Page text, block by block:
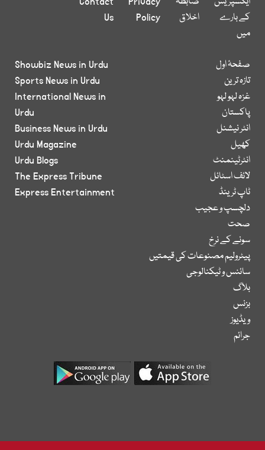
کے بارے
میں
اخلاق
Policy
Us
صفحۂ اول
تازہ ترین
غزہ لہو لہو
پاکستان
انٹر نیشنل
کھیل
انٹرٹینمنٹ
لائف اسٹائل
ٹاپ ٹرینڈ
دلچسپ و عجیب
صحت
سونے کے نرخ
پیٹرولیم مصنوعات کی قیمتیں
سائنس و ٹیکنالوجی
بلاگ
بزنس
ویڈیوز
جرائم
Showbiz News in Urdu
Sports News in Urdu
International News in
Urdu
Business News in Urdu
Urdu Magazine
Urdu Blogs
The Express Tribune
Express Entertainment